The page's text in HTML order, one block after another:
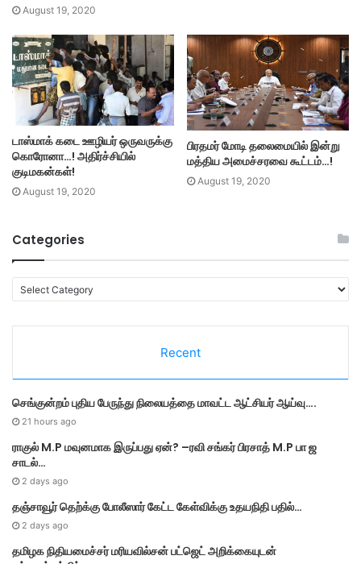
August 19, 2020
டாஸ்மாக் கடை ஊழியர் ஒருவருக்கு
கொரோனா…! அதிர்ச்சியில்
குடிமகன்கள்!
August 19, 2020
பிரதமர் மோடி தலைமையில் இன்று
மத்திய அமைச்சரவை கூட்டம்…!
August 19, 2020
Categories
a
i
e
Recent
செங்குன்றம் புதிய பேருந்து நிலையத்தை மாவட்ட ஆட்சியர் ஆய்வு….
21 hours ago
ராகுல் M.P மவுனமாக இருப்பது ஏன்? –ரவி சங்கர் பிரசாத் M.P பா ஜ
சாடல்…
2 days ago
தஞ்சாவூர் தெற்க்கு போலீஸார் கேட்ட கேள்விக்கு உதயநிதி பதில்…
2 days ago
தமி​ழ​க நிதியமைச்சர் மரியவில்சன் பட்ஜெட் அறிக்கையுடன்